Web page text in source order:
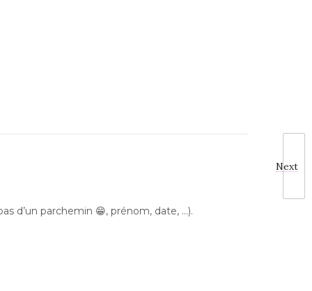
Next
d’un parchemin 😁, prénom, date, …).